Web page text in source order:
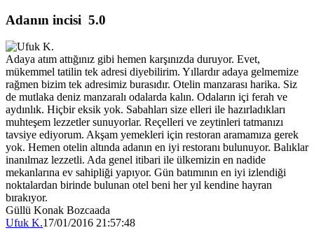
Adanın incisi 5.0
Adaya atım attığınız gibi hemen karşınızda duruyor. Evet,
mükemmel tatilin tek adresi diyebilirim. Yıllardır adaya gelmemize
rağmen bizim tek adresimiz burasıdır. Otelin manzarası harika. Siz
de mutlaka deniz manzaralı odalarda kalın. Odaların içi ferah ve
aydınlık. Hiçbir eksik yok. Sabahları size elleri ile hazırladıkları
muhteşem lezzetler sunuyorlar. Reçelleri ve zeytinleri tatmanızı
tavsiye ediyorum. Akşam yemekleri için restoran aramamıza gerek
yok. Hemen otelin altında adanın en iyi restoranı bulunuyor. Balıklar
inanılmaz lezzetli. Ada genel itibari ile ülkemizin en nadide
mekanlarına ev sahipliği yapıyor. Gün batımının en iyi izlendiği
noktalardan birinde bulunan otel beni her yıl kendine hayran
bırakıyor.
Güllü Konak Bozcaada
Ufuk K.17/01/2016 21:57:48